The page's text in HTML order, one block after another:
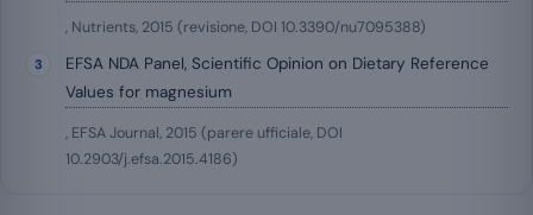
, Nutrients, 2015 (revisione, DOI 10.3390/nu7095388)
EFSA NDA Panel, Scientific Opinion on Dietary Reference
Values for magnesium
, EFSA Journal, 2015 (parere ufficiale, DOI
10.2903/j.efsa.2015.4186)